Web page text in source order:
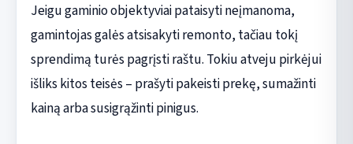
Jeigu gaminio objektyviai pataisyti neįmanoma,
gamintojas galės atsisakyti remonto, tačiau tokį
sprendimą turės pagrįsti raštu. Tokiu atveju pirkėjui
išliks kitos teisės – prašyti pakeisti prekę, sumažinti
kainą arba susigrąžinti pinigus.